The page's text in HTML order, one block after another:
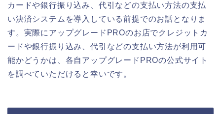
カードや銀行振り込み、代引などの支払い方法の支払
い決済システムを導入している前提でのお話となりま
す。実際にアップグレードPROのお店でクレジットカ
ードや銀行振り込み、代引などの支払い方法が利用可
能かどうかは、各自アップグレードPROの公式サイト
を調べていただけると幸いです。